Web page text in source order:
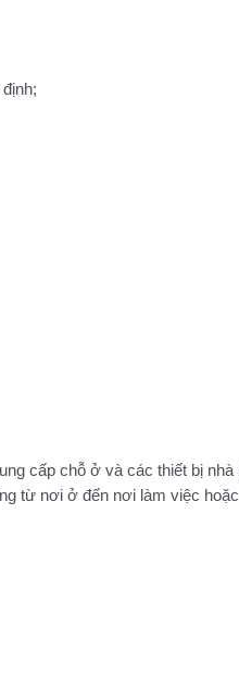
cấp chỗ ở và các thiết bị
từ nơi ở đến nơi làm việc